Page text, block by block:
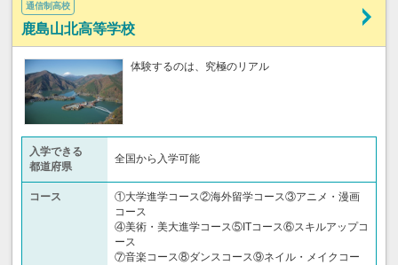
通信制高校
鹿島山北高等学校
体験するのは、究極のリアル
入学できる
都道府県
全国から入学可能
コース
①大学進学コース②海外留学コース③アニメ・漫画
コース
④美術・美大進学コース⑤ITコース⑥スキルアップコ
ース
⑦音楽コース⑧ダンスコース⑨ネイル・メイクコー